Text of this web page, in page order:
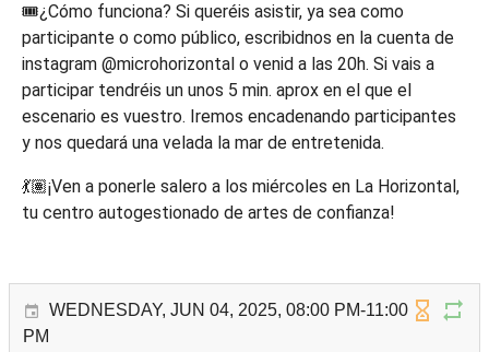
🎟️¿Cómo funciona? Si queréis asistir, ya sea como
participante o como público, escribidnos en la cuenta de
instagram @microhorizontal o venid a las 20h. Si vais a
participar tendréis un unos 5 min. aprox en el que el
escenario es vuestro. Iremos encadenando participantes
y nos quedará una velada la mar de entretenida.
💃🏽¡Ven a ponerle salero a los miércoles en La Horizontal,
tu centro autogestionado de artes de confianza!
WEDNESDAY, JUN 04, 2025, 08:00 PM-11:00
PM